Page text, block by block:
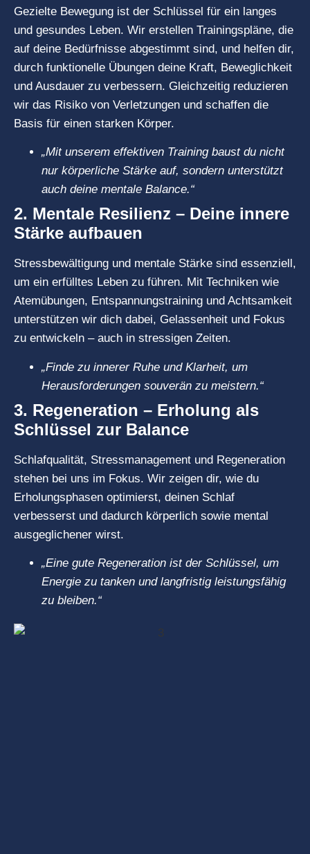
Gezielte Bewegung ist der Schlüssel für ein langes
und gesundes Leben. Wir erstellen Trainingspläne, die
auf deine Bedürfnisse abgestimmt sind, und helfen dir,
durch funktionelle Übungen deine Kraft, Beweglichkeit
und Ausdauer zu verbessern. Gleichzeitig reduzieren
wir das Risiko von Verletzungen und schaffen die
Basis für einen starken Körper.
„Mit unserem effektiven Training baust du nicht
nur körperliche Stärke auf, sondern unterstützt
auch deine mentale Balance.“
2. Mentale Resilienz – Deine innere
Stärke aufbauen
Stressbewältigung und mentale Stärke sind essenziell,
um ein erfülltes Leben zu führen. Mit Techniken wie
Atemübungen, Entspannungstraining und Achtsamkeit
unterstützen wir dich dabei, Gelassenheit und Fokus
zu entwickeln – auch in stressigen Zeiten.
„Finde zu innerer Ruhe und Klarheit, um
Herausforderungen souverän zu meistern.“
3. Regeneration – Erholung als
Schlüssel zur Balance
Schlafqualität, Stressmanagement und Regeneration
stehen bei uns im Fokus. Wir zeigen dir, wie du
Erholungsphasen optimierst, deinen Schlaf
verbesserst und dadurch körperlich sowie mental
ausgeglichener wirst.
„Eine gute Regeneration ist der Schlüssel, um
Energie zu tanken und langfristig leistungsfähig
zu bleiben.“